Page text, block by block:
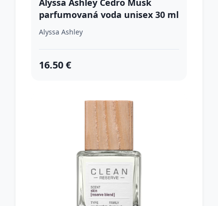
Alyssa Ashley Cedro Musk
parfumovaná voda unisex 30 ml
Alyssa Ashley
16.50 €